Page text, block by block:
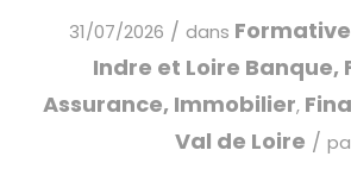
31/07/2026 / dans
Indre et Loire Banque,
Assurance, Immobilier,
Val de Loire /